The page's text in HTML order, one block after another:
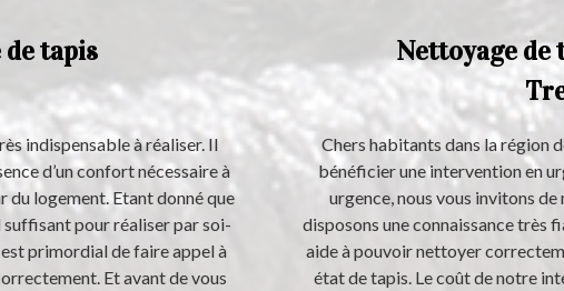
tapis
indispensable à réaliser. Il
d’un confort nécessaire à
du logement. Etant donné que
pour réaliser par soi-
primordial de faire appel à
Et avant de vous
Nettoyage de
Chers habitants dans la région
bénéficier une intervention en
urgence, nous vous invitons
disposons une connaissance très
aide à pouvoir nettoyer
état de tapis. Le coût de notre